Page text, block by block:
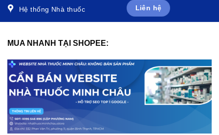
Hệ thống Nhà thuốc Liên hệ
MUA NHANH TẠI SHOPEE: